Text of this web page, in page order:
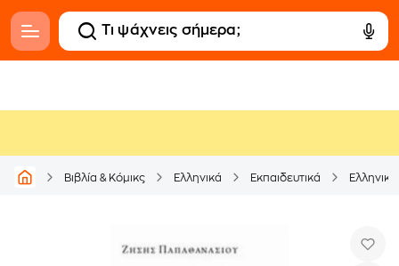
Βιβλία & Κόμικς Ελληνικά Εκπαιδευτικά